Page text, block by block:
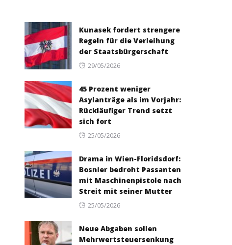
Kunasek fordert strengere
Regeln für die Verleihung
der Staatsbürgerschaft
Posted
29/05/2026
45 Prozent weniger
Asylanträge als im Vorjahr:
Rückläufiger Trend setzt
sich fort
Posted
25/05/2026
Drama in Wien-Floridsdorf:
Bosnier bedroht Passanten
mit Maschinenpistole nach
Streit mit seiner Mutter
Posted
25/05/2026
Neue Abgaben sollen
Mehrwertsteuersenkung